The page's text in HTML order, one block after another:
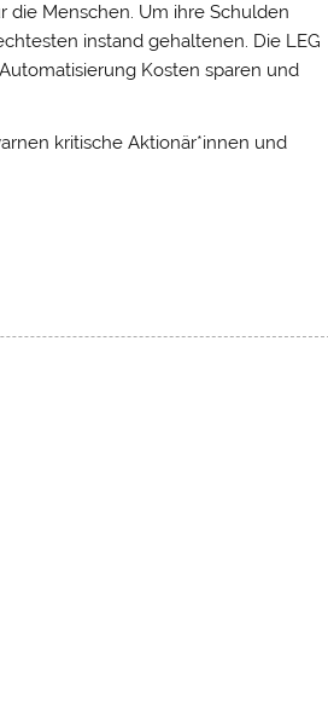
die Menschen. Um ihre Schulden
instand gehaltenen. Die LEG
Kosten sparen und
kritische Aktionär*innen und